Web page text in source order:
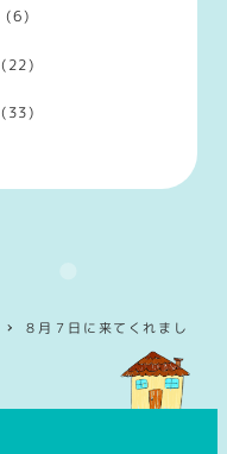
(6)
(22)
(33)
８月７日に来てくれまし